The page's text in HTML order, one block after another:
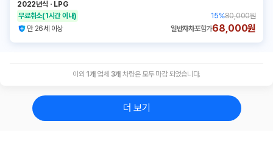
2022년식 ㆍ LPG
무료취소(1시간 이내) 15%80,000원
만 26세 이상
일반자차포함가68,000원
이외 1 개 업체 3개 차량은 모두 마감 되었습니다.
더 보기